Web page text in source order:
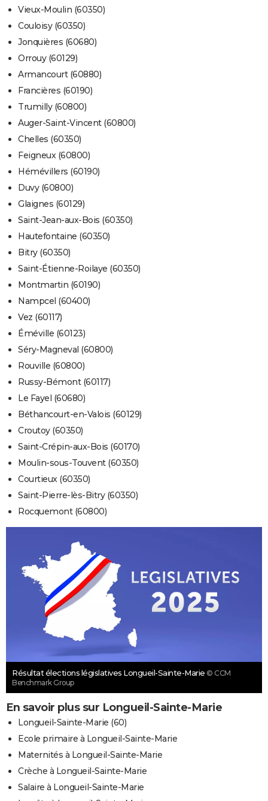
Vieux-Moulin (60350)
Couloisy (60350)
Jonquières (60680)
Orrouy (60129)
Armancourt (60880)
Francières (60190)
Trumilly (60800)
Auger-Saint-Vincent (60800)
Chelles (60350)
Feigneux (60800)
Hémévillers (60190)
Duvy (60800)
Glaignes (60129)
Saint-Jean-aux-Bois (60350)
Hautefontaine (60350)
Bitry (60350)
Saint-Étienne-Roilaye (60350)
Montmartin (60190)
Nampcel (60400)
Vez (60117)
Éméville (60123)
Séry-Magneval (60800)
Rouville (60800)
Russy-Bémont (60117)
Le Fayel (60680)
Béthancourt-en-Valois (60129)
Croutoy (60350)
Saint-Crépin-aux-Bois (60170)
Moulin-sous-Touvent (60350)
Courtieux (60350)
Saint-Pierre-lès-Bitry (60350)
Rocquemont (60800)
Résultat élections législatives Longueil-Sainte-Marie © CCM
Benchmark Group
En savoir plus sur Longueil-Sainte-Marie
Longueil-Sainte-Marie (60)
Ecole primaire à Longueil-Sainte-Marie
Maternités à Longueil-Sainte-Marie
Crèche à Longueil-Sainte-Marie
Salaire à Longueil-Sainte-Marie